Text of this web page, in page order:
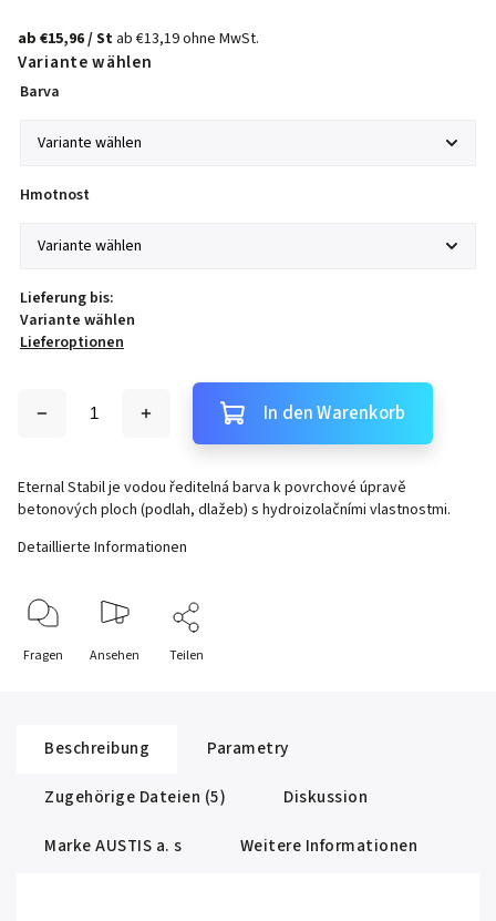
ab €15,96/ St ab €13,19ohne MwSt.
Variante wählen
Barva
Hmotnost
Lieferung bis:
Variante wählen
Lieferoptionen
In den Warenkorb
Eternal Stabil je vodou ředitelná barva k povrchové úpravě
betonových ploch (podlah, dlažeb) s hydroizolačními vlastnostmi.
Detaillierte Informationen
Fragen Ansehen Teilen
Beschreibung
Parametry
Zugehörige Dateien (5)
Diskussion
MarkeAUSTIS a. s Weitere Informationen